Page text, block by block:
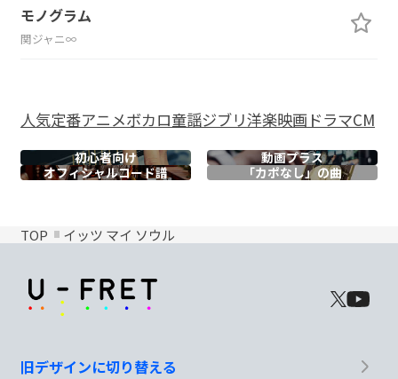
モノグラム
関ジャニ∞
人気定番アニメボカロ童謡ジブリ洋楽映画ドラマCM
初心者向け
動画プラス
オフィシャルコード譜 「カポなし」の曲
TOP イッツ マイ ソウル
旧デザインに切り替える